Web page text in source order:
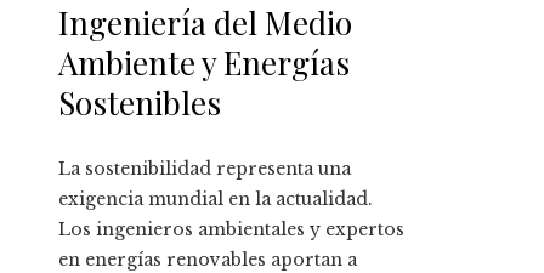
Ingeniería del Medio
Ambiente y Energías
Sostenibles
La sostenibilidad representa una
exigencia mundial en la actualidad.
Los ingenieros ambientales y expertos
en energías renovables aportan a